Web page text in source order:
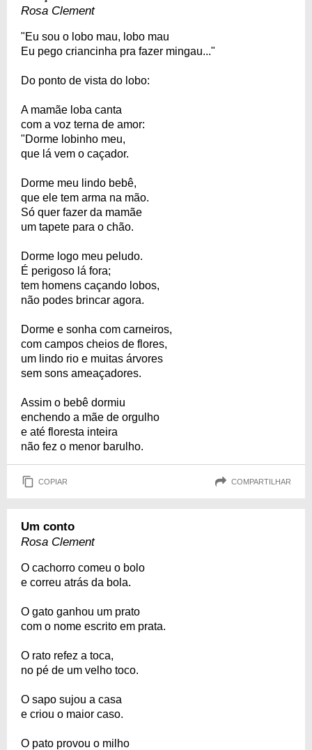
Rosa Clement
"Eu sou o lobo mau, lobo mau
Eu pego criancinha pra fazer mingau..."
Do ponto de vista do lobo:
A mamãe loba canta
com a voz terna de amor:
"Dorme lobinho meu,
que lá vem o caçador.
Dorme meu lindo bebê,
que ele tem arma na mão.
Só quer fazer da mamãe
um tapete para o chão.
Dorme logo meu peludo.
É perigoso lá fora;
tem homens caçando lobos,
não podes brincar agora.
Dorme e sonha com carneiros,
com campos cheios de flores,
um lindo rio e muitas árvores
sem sons ameaçadores.
Assim o bebê dormiu
enchendo a mãe de orgulho
e até floresta inteira
não fez o menor barulho.
COPIAR COMPARTILHAR
Um conto
Rosa Clement
O cachorro comeu o bolo
e correu atrás da bola.
O gato ganhou um prato
com o nome escrito em prata.
O rato refez a toca,
no pé de um velho toco.
O sapo sujou a casa
e criou o maior caso.
O pato provou o milho